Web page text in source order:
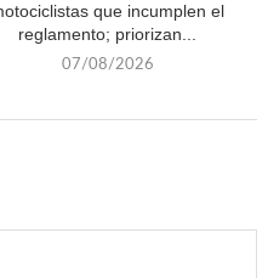
que incumplen el
reglamento; priorizan...
07/08/2026